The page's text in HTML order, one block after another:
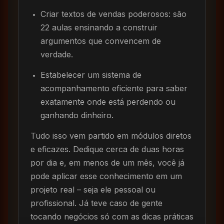
Criar textos de vendas poderosos: são
22 aulas ensinando a construir
argumentos que convencem de
verdade.
Estabelecer um sistema de
acompanhamento eficiente para saber
exatamente onde está perdendo ou
ganhando dinheiro.
Tudo isso vem partido em módulos diretos
e eficazes. Dedique cerca de duas horas
por dia e, em menos de um mês, você já
pode aplicar esse conhecimento em um
projeto real – seja ele pessoal ou
profissional. Já teve caso de gente
tocando negócios só com as dicas práticas